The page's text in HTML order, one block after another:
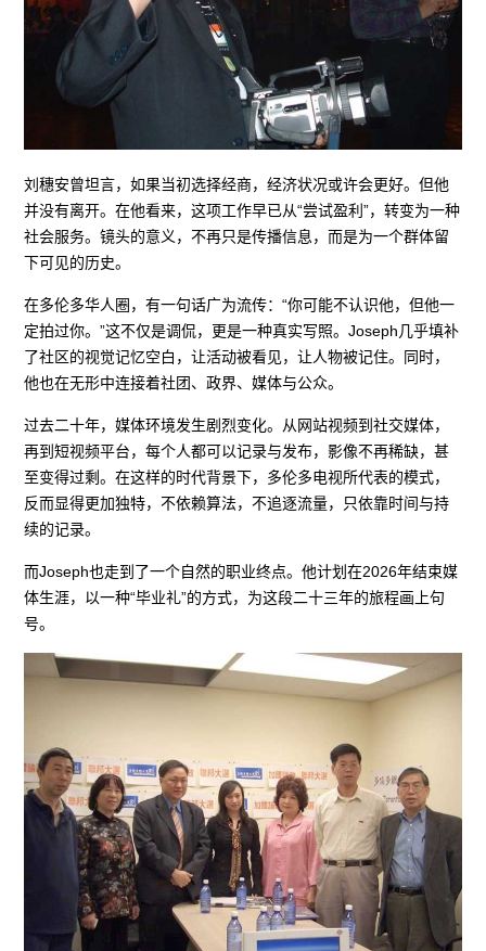
刘穗安曾坦言，如果当初选择经商，经济状况或许会更好。但他
并没有离开。在他看来，这项工作早已从“尝试盈利”，转变为一种
社会服务。镜头的意义，不再只是传播信息，而是为一个群体留
下可见的历史。
在多伦多华人圈，有一句话广为流传：“你可能不认识他，但他一
定拍过你。”这不仅是调侃，更是一种真实写照。Joseph几乎填补
了社区的视觉记忆空白，让活动被看见，让人物被记住。同时，
他也在无形中连接着社团、政界、媒体与公众。
过去二十年，媒体环境发生剧烈变化。从网站视频到社交媒体，
再到短视频平台，每个人都可以记录与发布，影像不再稀缺，甚
至变得过剩。在这样的时代背景下，多伦多电视所代表的模式，
反而显得更加独特，不依赖算法，不追逐流量，只依靠时间与持
续的记录。
而Joseph也走到了一个自然的职业终点。他计划在2026年结束媒
体生涯，以一种“毕业礼”的方式，为这段二十三年的旅程画上句
号。